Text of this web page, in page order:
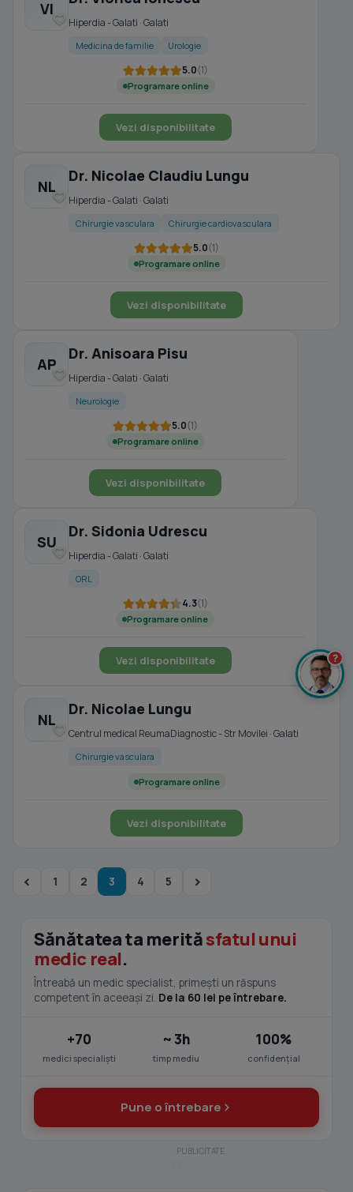
VI
Hiperdia - Galati · Galati
Medicina de familie Urologie
5.0(1)
Programare online
Vezi disponibilitate
NL
Dr. Nicolae Claudiu Lungu
Hiperdia - Galati · Galati
Chirurgie vasculara Chirurgie cardiovasculara
5.0(1)
Programare online
Vezi disponibilitate
AP
Dr. Anisoara Pisu
Hiperdia - Galati · Galati
Neurologie
5.0(1)
Programare online
Vezi disponibilitate
SU
Dr. Sidonia Udrescu
Hiperdia - Galati · Galati
ORL
4.3(1)
Programare online
Vezi disponibilitate
NL
Dr. Nicolae Lungu
Centrul medical ReumaDiagnostic - Str Movilei · Galati
Chirurgie vasculara
Programare online
Vezi disponibilitate
1 2 3 4 5
Sănătatea ta merităsfatul unui
medic real.
Întreabă un medic specialist, primești un răspuns
competent în aceeași zi. De la 60 lei pe întrebare.
+70
medici specialiști
~ 3h
timp mediu
100%
confidențial
Pune o întrebare
?